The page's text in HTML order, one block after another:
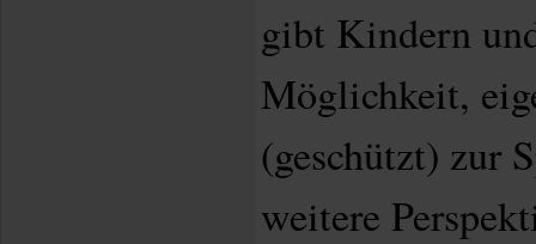
gibt Kindern
Möglichkeit,
(geschützt) zur
weitere